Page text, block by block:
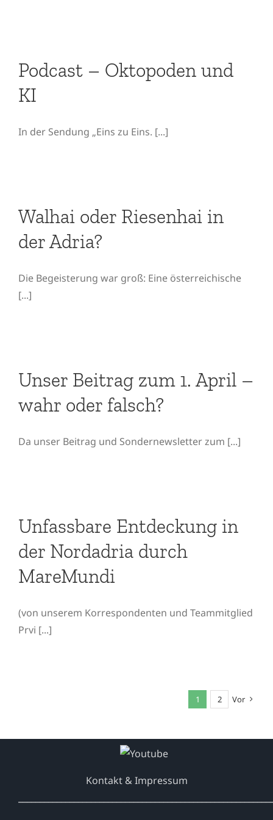
Podcast – Oktopoden und
KI
In der Sendung „Eins zu Eins. [...]
der Adria?
Walhai oder Riesenhai in
der Adria?
Die Begeisterung war groß: Eine österreichische
[...]
– wahr oder falsch?
Unser Beitrag zum 1. April –
wahr oder falsch?
Da unser Beitrag und Sondernewsletter zum [...]
MareMundi
Unfassbare Entdeckung in
der Nordadria durch
MareMundi
(von unserem Korrespondenten und Teammitglied
Prvi [...]
1 2 Vor
Kontakt & Impressum